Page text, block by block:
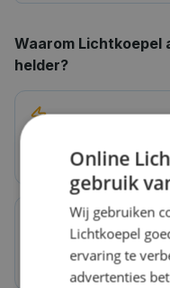
Waarom Lichtkoepel
helder?
U-waarde ~2,0 W/m²K,
Hagelbestendig
Polycarbonaat is 250x
Online
gebruik
Wij gebruiken
Lichtkoepel
ervaring te
advertenties